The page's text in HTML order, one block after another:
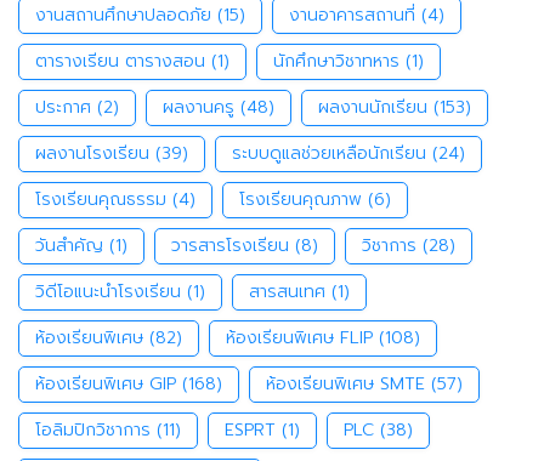
งานสถานศึกษาปลอดภัย (15) งานอาคารสถานที่ (4)
ตารางเรียน ตารางสอน (1) นักศึกษาวิชาทหาร (1)
ประกาศ (2) ผลงานครู (48) ผลงานนักเรียน (153)
ผลงานโรงเรียน (39) ระบบดูแลช่วยเหลือนักเรียน (24)
โรงเรียนคุณธรรม (4) โรงเรียนคุณภาพ (6)
วันสำคัญ (1) วารสารโรงเรียน (8) วิชาการ (28)
วิดีโอแนะนำโรงเรียน (1) สารสนเทศ (1)
ห้องเรียนพิเศษ (82) ห้องเรียนพิเศษ FLIP (108)
ห้องเรียนพิเศษ GIP (168) ห้องเรียนพิเศษ SMTE (57)
โอลิมปิกวิชาการ (11) ESPRT (1) PLC (38)